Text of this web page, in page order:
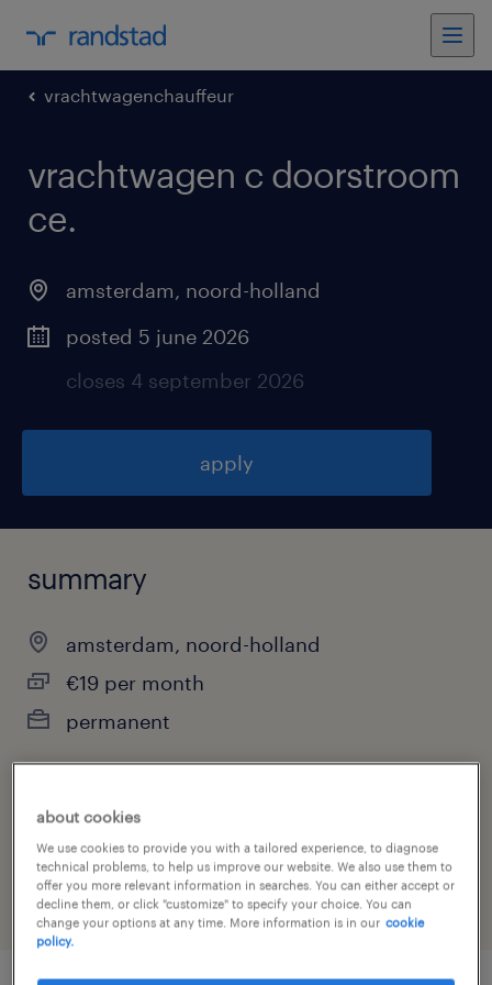
vrachtwagenchauffeur
vrachtwagen c doorstroom
ce.
amsterdam, noord-holland
posted 5 june 2026
closes 4 september 2026
apply
summary
amsterdam, noord-holland
€19 per month
permanent
job category
other
about cookies
We use cookies to provide you with a tailored experience, to diagnose
technical problems, to help us improve our website. We also use them to
offer you more relevant information in searches. You can either accept or
decline them, or click "customize" to specify your choice. You can
change your options at any time. More information is in our cookie
policy.